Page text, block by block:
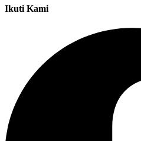
Ikuti Kami